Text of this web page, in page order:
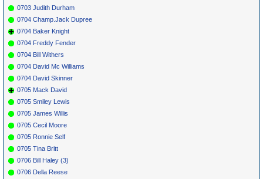
0703 Judith Durham
0704 Champ.Jack Dupree
0704 Baker Knight
0704 Freddy Fender
0704 Bill Withers
0704 David Mc Williams
0704 David Skinner
0705 Mack David
0705 Smiley Lewis
0705 James Willis
0705 Cecil Moore
0705 Ronnie Self
0705 Tina Britt
0706 Bill Haley (3)
0706 Della Reese